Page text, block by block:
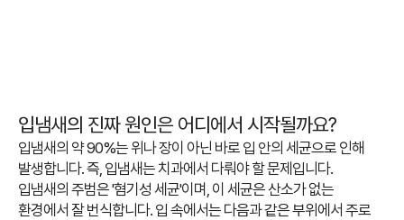
입냄새의 진짜 원인은 어디에서 시작될까요?
입냄새의 약 90%는 위나 장이 아닌 바로 입 안의 세균으로 인해
발생합니다. 즉, 입냄새는 치과에서 다뤄야 할 문제입니다.
입냄새의 주범은 '혐기성 세균'이며, 이 세균은 산소가 없는
환경에서 잘 번식합니다. 입 속에서는 다음과 같은 부위에서 주로